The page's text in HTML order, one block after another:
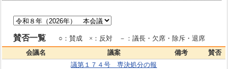
賛否一覧 ○：賛成 ×：反対 －：議長・欠席・除斥・退席
会議名 議案 備考 賛否
議第１７４号 専決処分の報